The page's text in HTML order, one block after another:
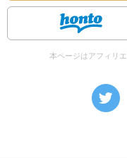
・実質７０万人以上
で２０か所ある、警
・たとえば、金沢港
とが、製造業の地方
本ページはアフィリ